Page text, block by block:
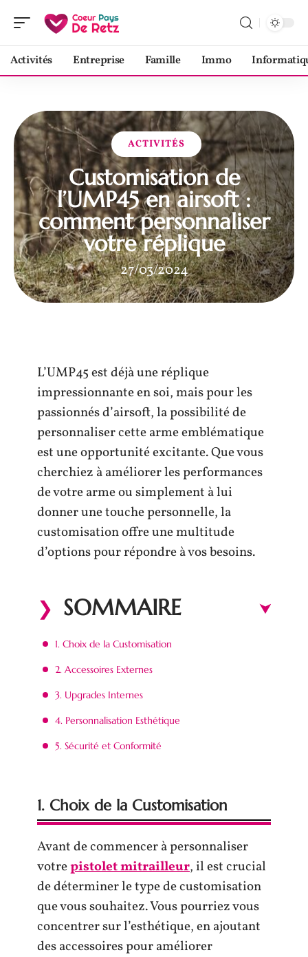
Activités Entreprise Famille Immo
ACTIVITÉS
Customisation de
l’UMP45 en airsoft :
comment personnaliser
votre réplique
27/03/2024
L’UMP45 est déjà une réplique
impressionnante en soi, mais pour les
passionnés d’airsoft, la possibilité de
personnaliser cette arme emblématique
est une opportunité excitante. Que vous
cherchiez à améliorer les performances
de votre arme ou simplement à lui
donner une touche personnelle, la
customisation offre une multitude
d’options pour répondre à vos besoins.
SOMMAIRE
1. Choix de la Customisation
2. Accessoires Externes
3. Upgrades Internes
4. Personnalisation Esthétique
5. Sécurité et Conformité
1. Choix de la Customisation
Avant de commencer à personnaliser
votrepistolet mitrailleur, il est crucial
de déterminer le type de customisation
que vous souhaitez. Vous pourriez vous
concentrer sur l’esthétique, en ajoutant
des accessoires pour améliorer